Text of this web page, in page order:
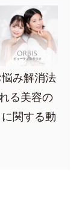
み解消法
る美容の
関する動